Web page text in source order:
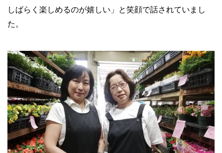
しばらく楽しめるのが嬉しい」と笑顔で話されていまし
た。